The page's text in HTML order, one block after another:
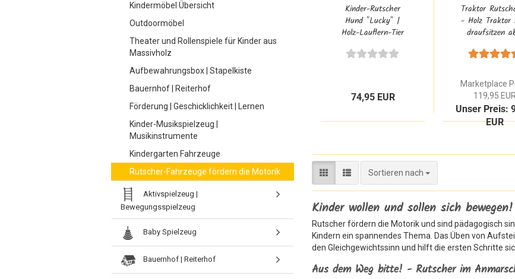
Kinder-Rutscher
Hund "Lucky" |
Holz-Lauflern-Tier
74,95 EUR
Traktor
- Holz Traktor
draufsitzen
Marketplace
119,95 EUR
Unser Preis:
EUR
Sortieren nach
Sortieren nach
Kinder wollen und sollen sich bewegen!
Rutscher fördern die Motorik und sind pädagogisch
Kindern ein spannendes Thema. Das Üben von
den Gleichgewichtssinn und hilft die ersten Schritte
Aus dem Weg bitte! - Rutscher im
Kindermöbel Übersicht
Outdoormöbel
Theater und Rollenspiele für Kinder aus
Massivholz
Aufbewahrungsbox | Stapelkiste
Bauernhof | Reiterhof
Förderung | Geschicklichkeit | Lernen
Kinder-Musikspielzeug |
Musikinstrumente
Kindergarten Fahrzeuge
Rutscher-Fahrzeuge fördern die Motorik
Aktivspielzeug |
Bewegungsspielzeug
Baby Spielzeug
Bauernhof | Reiterhof